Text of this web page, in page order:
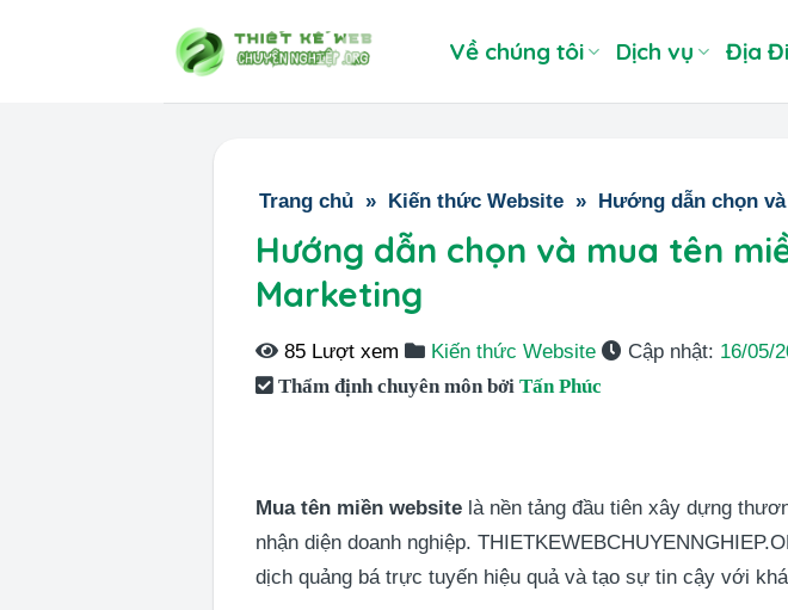
Về chúng tôi Dịch vụ Địa
Trang chủ » Kiến thức Website » Hướng dẫn chọn
Hướng dẫn chọn và mua tên
Marketing
85 Lượt xem Kiến thức Website Cập nhật: 16/05/
Thẩm định chuyên môn bởiTấn Phúc
Mua tên miền website là nền tảng đầu tiên xây dựng
nhận diện doanh nghiệp.
dịch quảng bá trực tuyến hiệu quả và tạo sự tin cậy với